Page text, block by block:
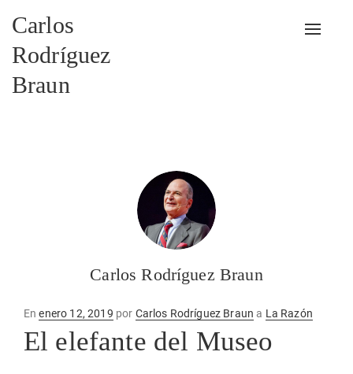
Carlos
Rodríguez
Braun
Carlos Rodríguez Braun
EnPublicado
en
enero 12, 2019 por Carlos Rodríguez Braun a La Razón
El elefante del Museo